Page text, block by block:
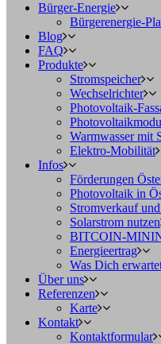
Bürger-Energie
Bürgerenergie-
Blog
FAQ
Produkte
Stromspeicher
Wechselrichter
Photovoltaik-
Warmwasser mit
Elektro-Mobilität
Infos
Förderungen
Photovoltaik in
Stromverkauf
Solarstrom nutzen
BITCOIN-
Energieertrag
Was Dich
Über uns
Referenzen
Karte
Kontakt
Kontaktformular